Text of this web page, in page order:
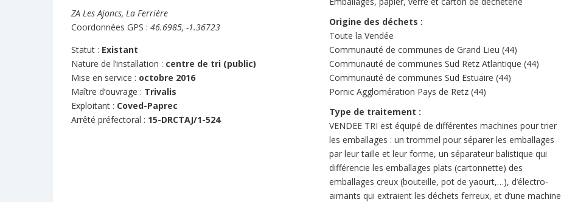
ZA Les Ajoncs, La Ferrière
Coordonnées GPS : 46.6985, -1.36723
Statut : Existant
Nature de l’installation : centre de tri (public)
Mise en service : octobre 2016
Maître d’ouvrage : Trivalis
Exploitant : Coved-Paprec
Arrêté préfectoral : 15-DRCTAJ/1-524
Origine des déchets :
Toute la Vendée
Communauté de communes de Grand Lieu (44)
Communauté de communes Sud Retz Atlantique (44)
Communauté de communes Sud Estuaire (44)
Pornic Agglomération Pays de Retz (44)
Type de traitement :
VENDEE TRI est équipé de différentes machines pour trier
les emballages : un trommel pour séparer les emballages
par leur taille et leur forme, un séparateur balistique qui
différencie les emballages plats (cartonnette) des
emballages creux (bouteille, pot de yaourt,…), d’électro-
aimants qui extraient les déchets ferreux, et d’une machine